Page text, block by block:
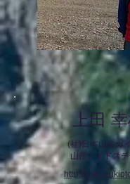
上田
(社)日本山岳ガ
山岳ガイドス
http://